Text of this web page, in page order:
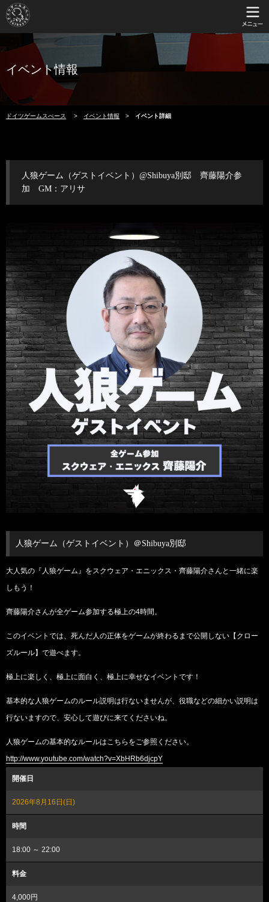
イベント情報
ドイツゲームスぺース イベント情報 イベント詳細
人狼ゲーム（ゲストイベント）@Shibuya別邸 齊藤陽介参
加 GM：アリサ
人狼ゲーム（ゲストイベント）＠Shibuya別邸
大人気の『人狼ゲーム』をスクウェア・エニックス・齊藤陽介さんと一緒に楽
しもう！
齊藤陽介さんが全ゲーム参加する極上の4時間。
このイベントでは、死んだ人の正体をゲームが終わるまで公開しない【クロー
ズルール】で遊べます。
極上に楽しく、極上に面白く、極上に幸せなイベントです！
基本的な人狼ゲームのルール説明は行ないませんが、役職などの細かい説明は
行ないますので、安心して遊びに来てくださいね。
人狼ゲームの基本的なルールはこちらをご参照ください。
http://www.youtube.com/watch?v=XbHRb6djcpY
開催日
2026年8月16日(日)
時間
18:00 ～ 22:00
料金
4,000円